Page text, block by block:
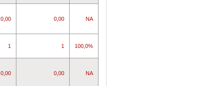
0,00 0,00 NA
1 1 100,0%
0,00 0,00 NA